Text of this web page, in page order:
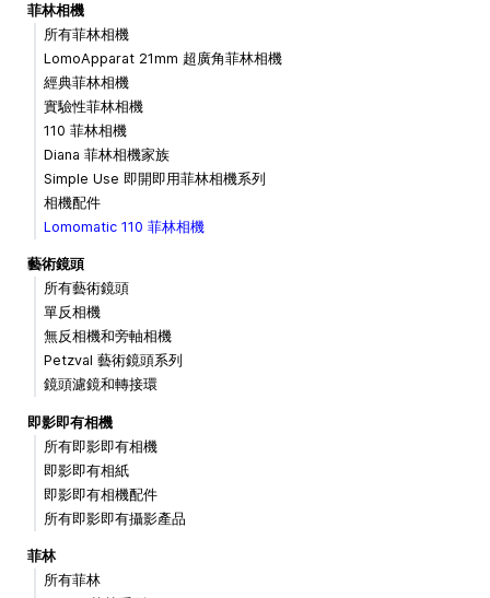
菲林相機
所有菲林相機
LomoApparat 21mm 超廣角菲林相機
經典菲林相機
實驗性菲林相機
110 菲林相機
Diana 菲林相機家族
Simple Use 即開即用菲林相機系列
相機配件
Lomomatic 110 菲林相機
藝術鏡頭
所有藝術鏡頭
單反相機
無反相機和旁軸相機
Petzval 藝術鏡頭系列
鏡頭濾鏡和轉接環
即影即有相機
所有即影即有相機
即影即有相紙
即影即有相機配件
所有即影即有攝影產品
菲林
所有菲林